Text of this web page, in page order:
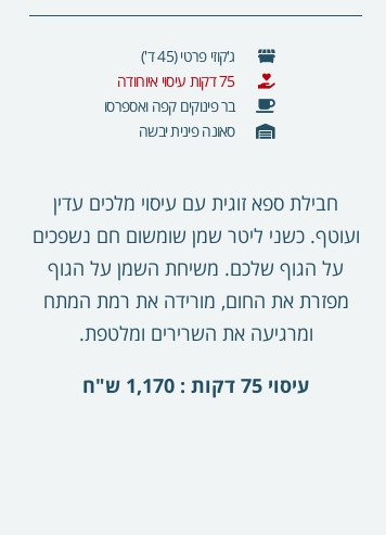
ג'קוזי פרטי (45 ד')
75 דקות עיסוי איורוודה
בר פינוקים קפה ואספרסו
סאונה פינית יבשה
חבילת ספא זוגית עם עיסוי מלכים עדין
ועוטף. כשני ליטר שמן שומשום חם נשפכים
על הגוף שלכם. משיחת השמן על הגוף
מפזרת את החום, מורידה את רמת המתח
ומרגיעה את השרירים ומלטפת.
עיסוי 75 דקות : 1,170 ש"ח